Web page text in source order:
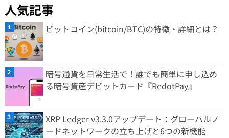
人気記事
ビットコイン(bitcoin/BTC)の特徴・詳細とは？
暗号通貨を日常生活で！誰でも簡単に申し込め
る暗号資産デビットカード『RedotPay』
XRP Ledger v3.3.0アップデート：グローバルノ
ードネットワークの立ち上げと6つの新機能